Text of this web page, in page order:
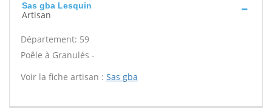
Sas gba Lesquin
Artisan
Département: 59
Poêle à Granulés -
Voir la fiche artisan : Sas gba